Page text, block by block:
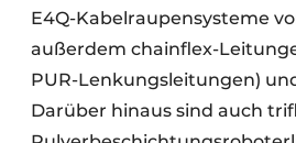
E4Q-Kabelraupensysteme
außerdem chainflex-
PUR-Lenkungsleitungen)
Darüber hinaus sind auch